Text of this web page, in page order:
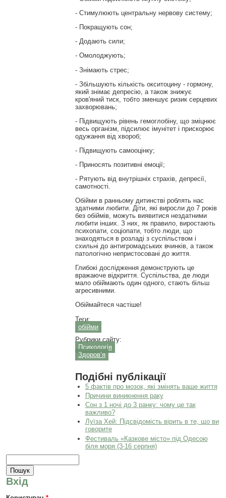
- Стимулюють центральну нервову систему;
- Покращують сон;
- Додають сили;
- Омолоджують;
- Знімають стрес;
- Збільшують кількість окситоцину - гормону,
який знімає депресію, а також знижує
кров'яний тиск, тобто зменшує ризик серцевих
захворювань;
- Підвищують рівень гемоглобіну, що зміцнює
весь організм, підсилює імунітет і прискорює
одужання від хвороб;
- Підвищують самооцінку;
- Приносять позитивні емоції;
- Рятують від внутрішніх страхів, депресії,
самотності.
Обійми в ранньому дитинстві роблять нас
здатними любити. Діти, які виросли до 7 років
без обіймів, можуть виявитися нездатними
любити інших. З них, як правило, виростають
психопати, соціопати, тобто люди, що
знаходяться в розладі з суспільством і
схильні до антигромадських вчинків, а також
патологічно непристосовані до життя.
Глибокі дослідження демонструють це
вражаюче відкриття. Суспільства, де люди
мало обіймають один одного, стають більш
агресивними.
Обіймайтеся частіше!
Теги:
обійми
Рубрики сайту:
Психологія
Здоров’я
Подібні публікації
5 фактів про мозок, які змінять ваше життя
Причини виникнення раку
Сон з 1 ночі до 3 ранку: чому це так
важливо?
Луїза Хей: Підсвідомість вірить в те, що ви
говорите
Фестиваль «Казкове місто» під Одесою
біля моря (3-16 серпня)
Вхід